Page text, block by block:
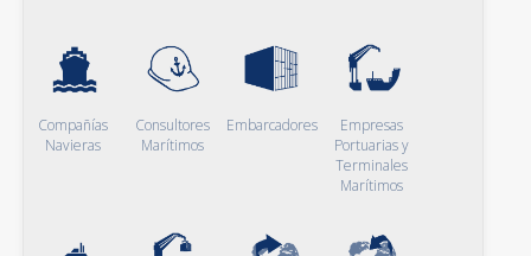
Compañías
Navieras
Consultores
Marítimos
Embarcadores
Empresas
Portuarias y
Terminales
Marítimos